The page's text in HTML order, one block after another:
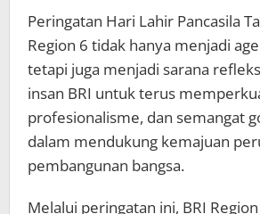
Peringatan Hari Lahir Pancasila
Region 6 tidak hanya menjadi
tetapi juga menjadi sarana
insan BRI untuk terus
profesionalisme, dan semangat
dalam mendukung kemajuan
pembangunan bangsa.
Melalui peringatan ini, BRI